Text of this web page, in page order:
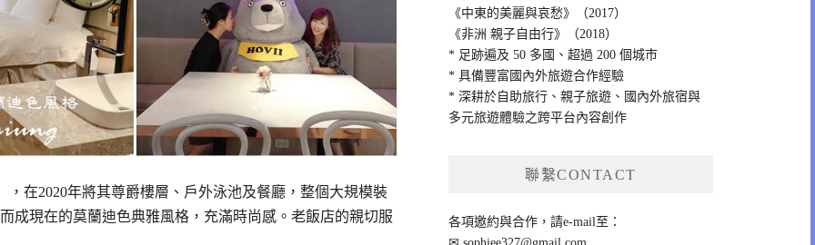
，在2020年將其尊爵樓層、戶外泳池及餐廳，整個大規模裝
成現在的莫蘭迪色典雅風格，充滿時尚感。老飯店的親切服
《中東的美麗與哀愁》（2017）
《非洲 親子自由行》（2018）
* 足跡遍及 50 多國、超過 200 個城市
* 具備豐富國內外旅遊合作經驗
* 深耕於自助旅行、親子旅遊、國內外旅宿與
多元旅遊體驗之跨平台內容創作
聯繫CONTACT
各項邀約與合作，請e-mail至：